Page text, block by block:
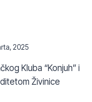
2025
Kluba “Konjuh” i
Živinice